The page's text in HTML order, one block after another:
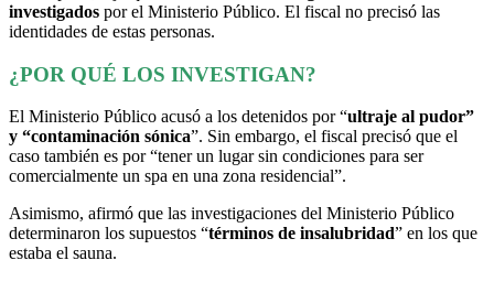
investigados por el Ministerio Público. El fiscal no precisó las
identidades de estas personas.
¿POR QUÉ LOS INVESTIGAN?
El Ministerio Público acusó a los detenidos por “ultraje al pudor”
y “contaminación sónica”. Sin embargo, el fiscal precisó que el
caso también es por “tener un lugar sin condiciones para ser
comercialmente un spa en una zona residencial”.
Asimismo, afirmó que las investigaciones del Ministerio Público
determinaron los supuestos “términos de insalubridad” en los que
estaba el sauna.